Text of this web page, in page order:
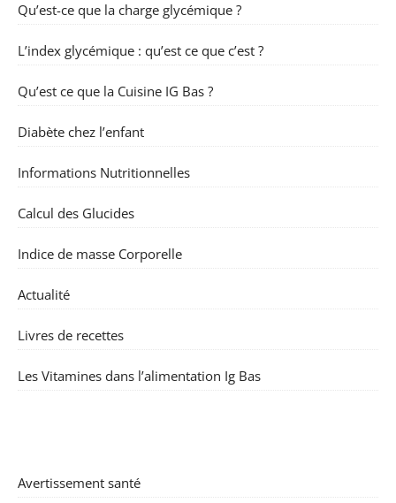
Qu’est-ce que la charge glycémique ?
L’index glycémique : qu’est ce que c’est ?
Qu’est ce que la Cuisine IG Bas ?
Diabète chez l’enfant
Informations Nutritionnelles
Calcul des Glucides
Indice de masse Corporelle
Actualité
Livres de recettes
Les Vitamines dans l’alimentation Ig Bas
Avertissement santé